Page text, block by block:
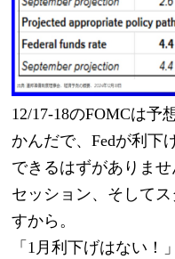
12/17-18のFOMCは予
かんだで、Fedが利下
できるはずがありま
セッション、そして
すから。
「1月利下げはない